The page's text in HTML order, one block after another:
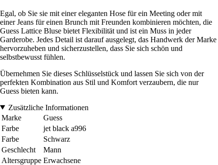
Egal, ob Sie sie mit einer eleganten Hose für ein Meeting oder mit
einer Jeans für einen Brunch mit Freunden kombinieren möchten, die
Guess Lattice Bluse bietet Flexibilität und ist ein Muss in jeder
Garderobe. Jedes Detail ist darauf ausgelegt, das Handwerk der Marke
hervorzuheben und sicherzustellen, dass Sie sich schön und
selbstbewusst fühlen.
Übernehmen Sie dieses Schlüsselstück und lassen Sie sich von der
perfekten Kombination aus Stil und Komfort verzaubern, die nur
Guess bieten kann.
Zusätzliche Informationen
Marke
Guess
Farbe
jet black a996
Farbe
Schwarz
Geschlecht
Mann
Altersgruppe Erwachsene